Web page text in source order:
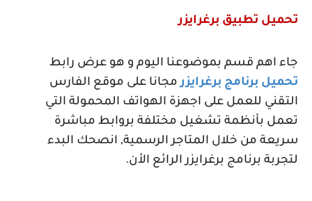
تحميل تطبيق برغرايزر
جاء اهم قسم بموضوعنا اليوم و هو عرض رابط
تحميل برنامج برغرايزرمجانا على موقع الفارس
التقني للعمل على اجهزة الهواتف المحمولة التي
تعمل بأنظمة تشغيل مختلفة بروابط مباشرة
سريعة من خلال المتاجر الرسمية, انصحك البدء
لتجربة برنامج برغرايزر الرائع الأن.